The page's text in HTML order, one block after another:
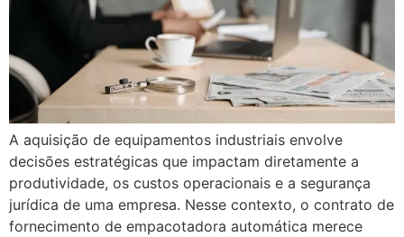
A aquisição de equipamentos industriais envolve
decisões estratégicas que impactam diretamente a
produtividade, os custos operacionais e a segurança
jurídica de uma empresa. Nesse contexto, o contrato de
fornecimento de empacotadora automática merece